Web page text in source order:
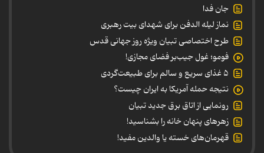
جان فدا
نماز لیله الدفن برای شهدای بیت رهبری
طرح اختصاصی تبیان ویژه روز جهانی قدس
فومو؛ غول جیب‌بر فضای مجازی!
۵ غذای سریع و سالم برای طبیعت‌گردی
نتیجه حمله آمریکا به ایران چیست؟
رونمایی از اتاق برق جدید تبیان
زهرهای پنهان خانه را بشناسید!
قهرمان‌های خسته یا والدین مفید!